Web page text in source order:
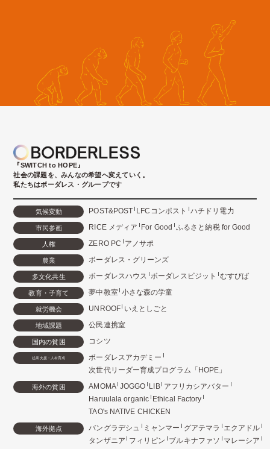
『SWITCH to HOPE』
社会の課題を、みんなの希望へ変えていく。
私たちはボーダレス・グループです
気候変動 POST&POST LFCコンポスト ハチドリ電力
市民参画 RICE メディア For Good ふるさと納税 for Good
人権 ZERO PC アノサポ
農業 ボーダレス・グリーンズ
多文化共生 ボーダレスハウス ボーダレスビジット むすびば
教育・子育て 夢中教室 小さな森の学童
就労機会 UNROOF いえとしごと
地域課題 公民連携室
国内の貧困 コシツ
起業支援・人材育成
ボーダレスアカデミー
次世代リーダー育成プログラム「HOPE」
海外の貧困 AMOMA JOGGO LIB アフリカシアバター
Haruulala organic Ethical Factory
TAO's NATIVE CHICKEN
海外拠点 バングラデシュ ミャンマー グアテマラ
エクアドル
タンザニア フィリピン ブルキナファソ マレーシア